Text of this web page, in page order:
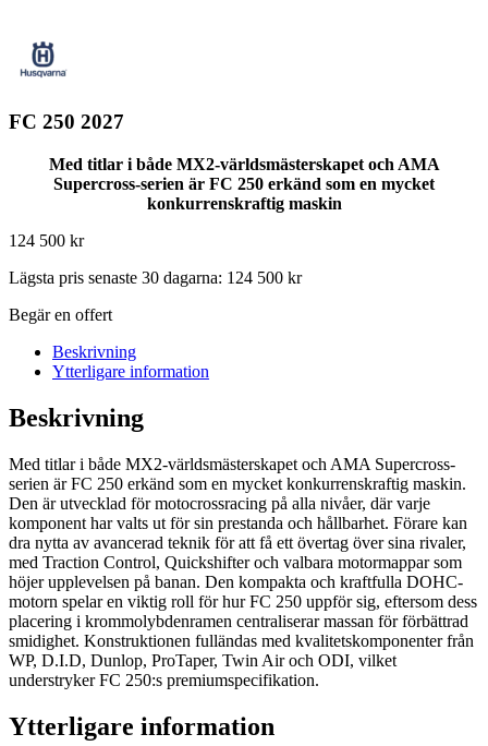
FC 250 2027
Med titlar i både MX2-världsmästerskapet och AMA
Supercross-serien är FC 250 erkänd som en mycket
konkurrenskraftig maskin
124 500 kr
Lägsta pris senaste 30 dagarna: 124 500 kr
Begär en offert
Beskrivning
Ytterligare information
Beskrivning
Med titlar i både MX2-världsmästerskapet och AMA Supercross-
serien är FC 250 erkänd som en mycket konkurrenskraftig maskin.
Den är utvecklad för motocrossracing på alla nivåer, där varje
komponent har valts ut för sin prestanda och hållbarhet. Förare kan
dra nytta av avancerad teknik för att få ett övertag över sina rivaler,
med Traction Control, Quickshifter och valbara motormappar som
höjer upplevelsen på banan. Den kompakta och kraftfulla DOHC-
motorn spelar en viktig roll för hur FC 250 uppför sig, eftersom dess
placering i krommolybdenramen centraliserar massan för förbättrad
smidighet. Konstruktionen fulländas med kvalitetskomponenter från
WP, D.I.D, Dunlop, ProTaper, Twin Air och ODI, vilket
understryker FC 250:s premiumspecifikation.
Ytterligare information